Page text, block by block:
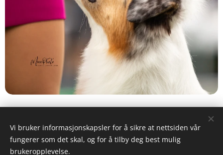
Vi bruker informasjonskapsler for å sikre at nettsiden vår
fungerer som det skal, og for å tilby deg best mulig
brukeropplevelse.